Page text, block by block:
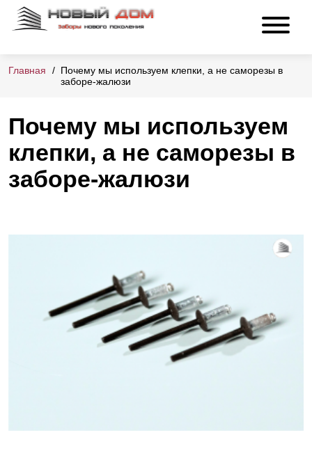
Главная
Почему мы используем клепки, а не саморезы в
заборе-жалюзи
Почему мы используем
клепки, а не саморезы в
заборе-жалюзи